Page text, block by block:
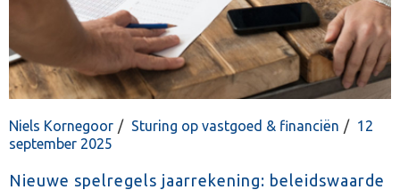
Niels Kornegoor Sturing op vastgoed & financiën
12
september 2025
Nieuwe spelregels jaarrekening: beleidswaarde